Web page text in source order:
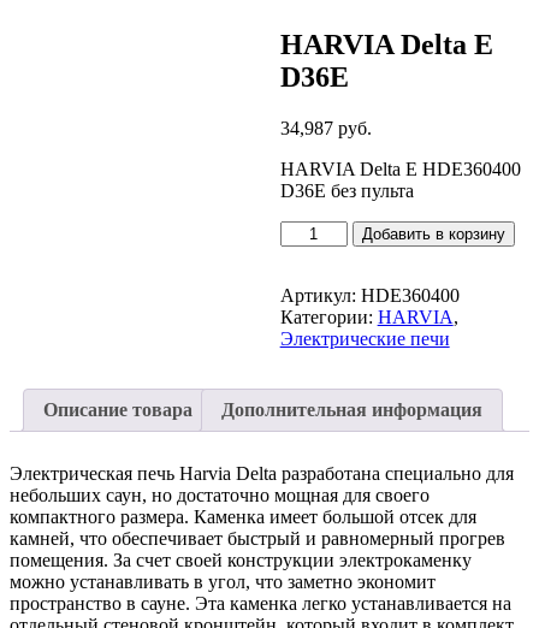
HARVIA Delta E
D36E
34,987руб.
HARVIA Delta E HDE360400
D36E без пульта
Количество
товара
Delta
E
D36E
Добавить в корзину
Артикул: HDE360400
Категории: HARVIA,
Электрические печи
Описание товара Дополнительная информация
Электрическая печь Harvia Delta разработана специально для
небольших саун, но достаточно мощная для своего
компактного размера. Каменка имеет большой отсек для
камней, что обеспечивает быстрый и равномерный прогрев
помещения. За счет своей конструкции электрокаменку
можно устанавливать в угол, что заметно экономит
пространство в сауне. Эта каменка легко устанавливается на